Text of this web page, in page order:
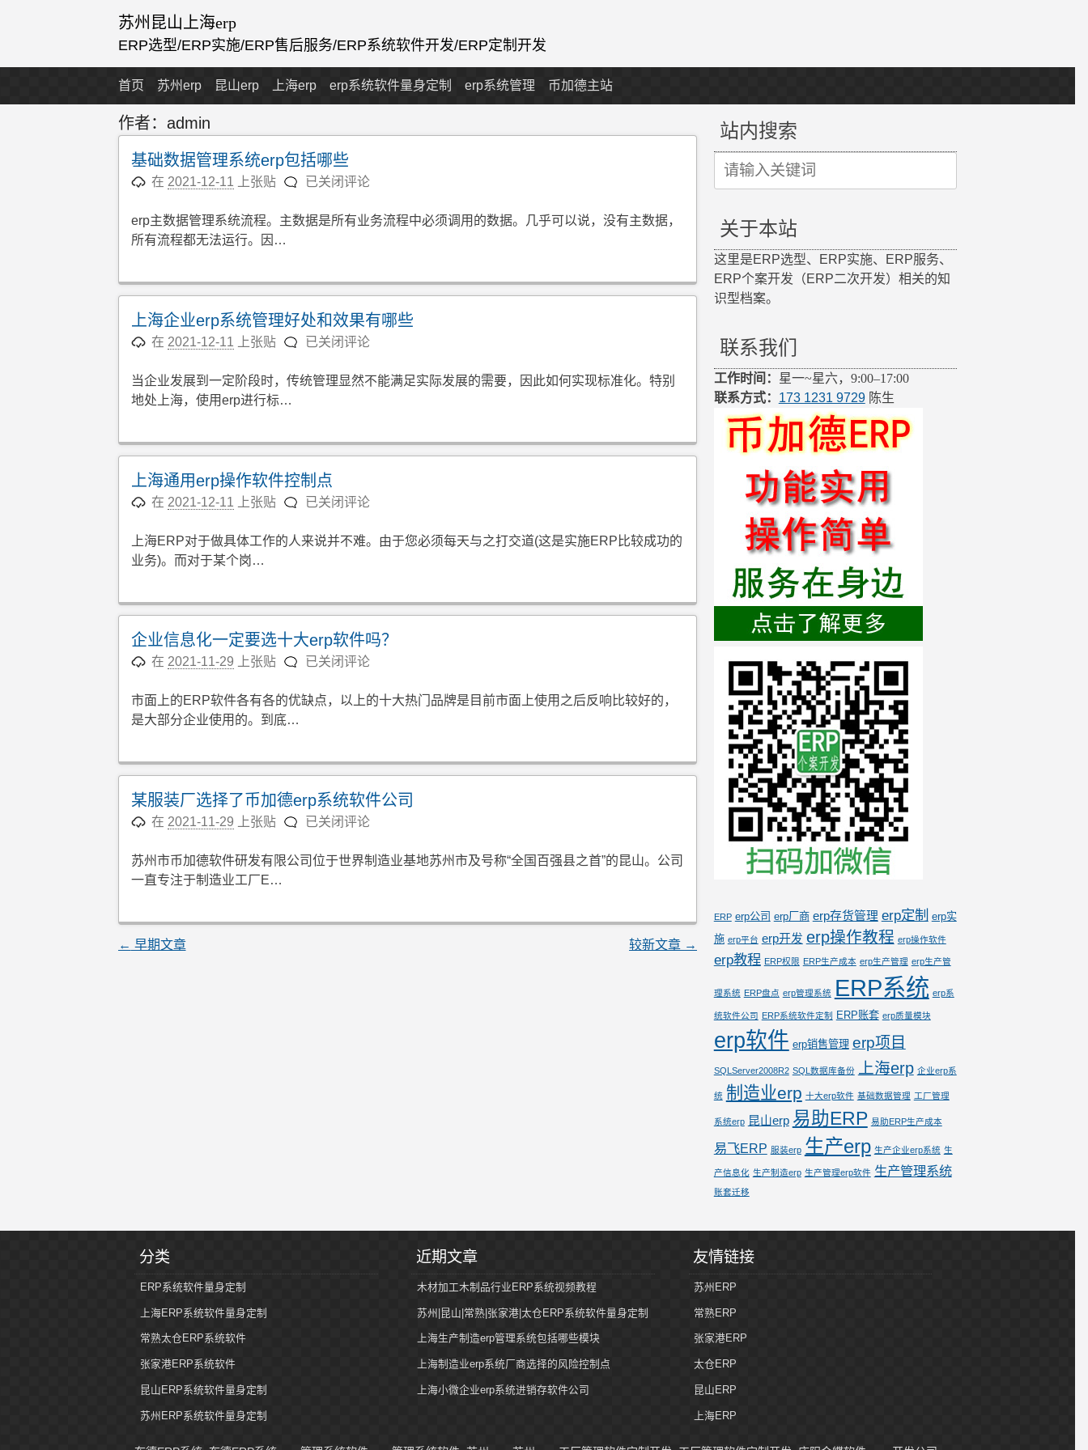
跳
至
容
苏州昆山上海erp
ERP选型/ERP实施/ERP售后服务/ERP系统软件开发/ERP定制开发
首页 苏州erp 昆山erp 上海erp erp系统软件量身定制 erp系统管理 币加德主站
作者： admin
基础数据管理系统erp包括哪些
在 2021-12-11 上张贴
基
数
系
统
erp
括
已关闭评论
erp主数据管理系统流程。主数据是所有业务流程中必须调用的数据。几乎可以说，没有主数据，
所有流程都无法运行。因…
上海企业erp系统管理好处和效果有哪些
在 2021-12-11 上张贴
上
企
统
管
理
处
有
些
已关闭评论
当企业发展到一定阶段时，传统管理显然不能满足实际发展的需要，因此如何实现标准化。特别
地处上海，使用erp进行标…
上海通用erp操作软件控制点
在 2021-12-11 上张贴
上
通
作
软
件
制
已关闭评论
上海ERP对于做具体工作的人来说并不难。由于您必须每天与之打交道(这是实施ERP比较成功的
业务)。而对于某个岗…
企业信息化一定要选十大erp软件吗？
在 2021-11-29 上张贴
企
信
定
要
选
大
已关闭评论
市面上的ERP软件各有各的优缺点，以上的十大热门品牌是目前市面上使用之后反响比较好的，
是大部分企业使用的。到底…
某服装厂选择了币加德erp系统软件公司
在 2021-11-29 上张贴
某
装
已关闭评论
苏州市币加德软件研发有限公司位于世界制造业基地苏州市及号称“全国百强县之首”的昆山。公司
一直专注于制造业工厂E…
文
← 早期文章 较新文章 →
站内搜索
Search
for:
关于本站
这里是ERP选型、ERP实施、ERP服务、
ERP个案开发（ERP二次开发）相关的知
识型档案。
联系我们
工作时间： 星一~星六，9:00–17:00
联系方式： 173 1231 9729陈生
ERP erp公司 erp厂商 erp存货管理 erp定制 erp实
施 erp平台 erp开发 erp操作教程 erp操作软件
erp教程 ERP权限 ERP生产成本 erp生产管理 erp生产管
理系统 ERP盘点 erp管理系统 ERP系统 erp系
统软件公司 ERP系统软件定制 ERP账套 erp质量模块
erp软件 erp销售管理 erp项目
SQLServer2008R2 SQL数据库备份 上海erp 企业erp系
统 制造业erp 十大erp软件 基础数据管理 工厂管理
系统erp 昆山erp 易助ERP 易助ERP生产成本
易飞ERP 服装erp 生产erp 生产企业erp系统 生
产信息化 生产制造erp 生产管理erp软件 生产管理系统
账套迁移
分类
ERP系统软件量身定制
上海ERP系统软件量身定制
常熟太仓ERP系统软件
张家港ERP系统软件
昆山ERP系统软件量身定制
苏州ERP系统软件量身定制
近期文章
木材加工木制品行业ERP系统视频教程
苏州|昆山|常熟|张家港|太仓ERP系统软件量身定制
上海生产制造erp管理系统包括哪些模块
上海制造业erp系统厂商选择的风险控制点
上海小微企业erp系统进销存软件公司
友情链接
苏州ERP
常熟ERP
张家港ERP
太仓ERP
昆山ERP
上海ERP